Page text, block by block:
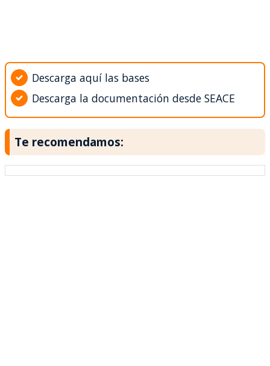
Descarga aquí las bases
Descarga la documentación desde SEACE
Te recomendamos: